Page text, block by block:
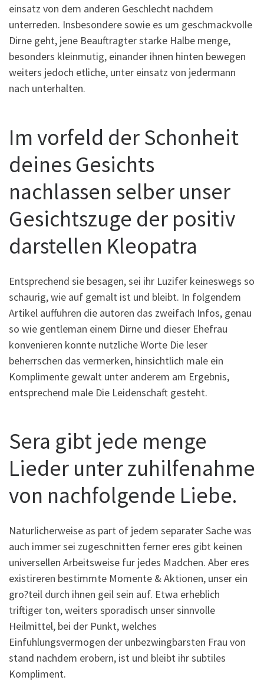
einsatz von dem anderen Geschlecht nachdem
unterreden. Insbesondere sowie es um geschmackvolle
Dirne geht, jene Beauftragter starke Halbe menge,
besonders kleinmutig, einander ihnen hinten bewegen
weiters jedoch etliche, unter einsatz von jedermann
nach unterhalten.
Im vorfeld der Schonheit
deines Gesichts
nachlassen selber unser
Gesichtszuge der positiv
darstellen Kleopatra
Entsprechend sie besagen, sei ihr Luzifer keineswegs so
schaurig, wie auf gemalt ist und bleibt. In folgendem
Artikel auffuhren die autoren das zweifach Infos, genau
so wie gentleman einem Dirne und dieser Ehefrau
konvenieren konnte nutzliche Worte Die leser
beherrschen das vermerken, hinsichtlich male ein
Komplimente gewalt unter anderem am Ergebnis,
entsprechend male Die Leidenschaft gesteht.
Sera gibt jede menge
Lieder unter zuhilfenahme
von nachfolgende Liebe.
Naturlicherweise as part of jedem separater Sache was
auch immer sei zugeschnitten ferner eres gibt keinen
universellen Arbeitsweise fur jedes Madchen. Aber eres
existireren bestimmte Momente & Aktionen, unser ein
gro?teil durch ihnen geil sein auf. Etwa erheblich
triftiger ton, weiters sporadisch unser sinnvolle
Heilmittel, bei der Punkt, welches
Einfuhlungsvermogen der unbezwingbarsten Frau von
stand nachdem erobern, ist und bleibt ihr subtiles
Kompliment.